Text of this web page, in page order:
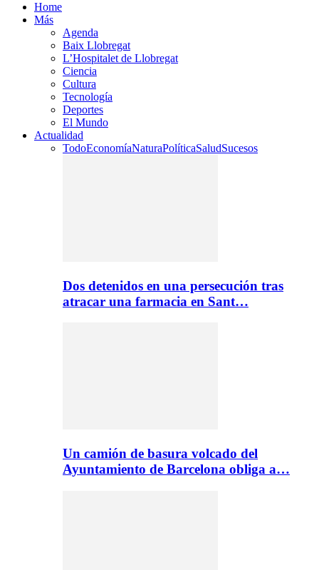
Home
Más
Agenda
Baix Llobregat
L’Hospitalet de Llobregat
Ciencia
Cultura
Tecnología
Deportes
El Mundo
Actualidad
TodoEconomíaNaturaPolíticaSaludSucesos
Dos detenidos en una persecución tras
atracar una farmacia en Sant…
Un camión de basura volcado del
Ayuntamiento de Barcelona obliga a…